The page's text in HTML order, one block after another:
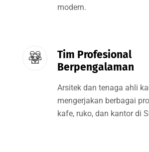
modern.
Tim Profesional
Berpengalaman
Arsitek dan tenaga ahli
mengerjakan berbagai
kafe, ruko, dan kantor di